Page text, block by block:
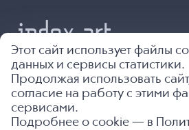
Этот сайт использует файлы
данных и сервисы статистики.
Продолжая использовать
согласие на работу с этими
сервисами.
Подробнее о cookie — в